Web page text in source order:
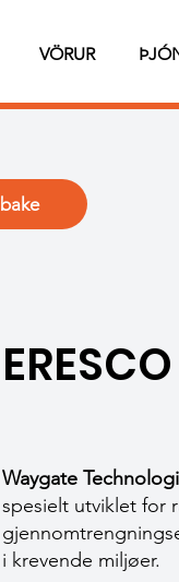
VÖRUR
Waygate
spesielt utviklet for
i krevende miljøer.